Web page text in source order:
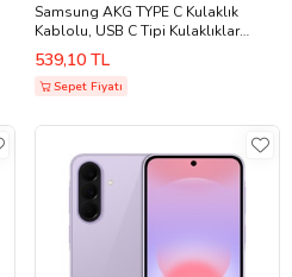
Samsung AKG TYPE C Kulaklık
Kablolu, USB C Tipi Kulaklıklar
iPhone 15-15 PLUS-15 PRO-15 PRO
MAX uyumlu Type-C Galaxy S23 S22
S20 FE S21 Ultra Z Fold 3 Z Flip A53
(Siyah - Beyaz)
539,10 TL
Sepet Fiyatı